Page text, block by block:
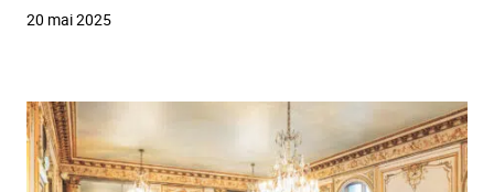
20 mai 2025